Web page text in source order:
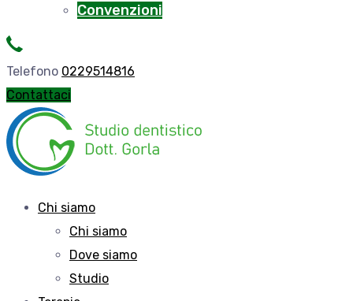
Convenzioni
Telefono 0229514816
Contattaci
Chi siamo
Chi siamo
Dove siamo
Studio